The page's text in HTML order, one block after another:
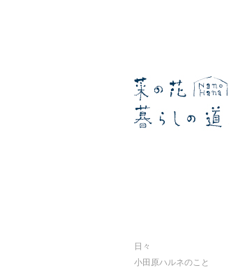
日々
小田原ハルネのこと